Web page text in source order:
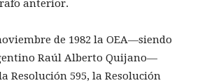
anterior.
de 1982 la OEA—siendo
Raúl Alberto Quijano—
Resolución 595, la Resolución